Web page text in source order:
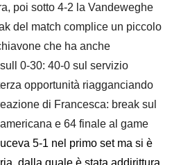
poi sotto 4-2 la Vandeweghe
del match complice un piccolo
che ha anche
0-30: 40-0 sul servizio
opportunità riagganciando
di Francesca: break sul
e 64 finale al game
5-1 nel primo set ma si è
dalla quale è stata addirittura